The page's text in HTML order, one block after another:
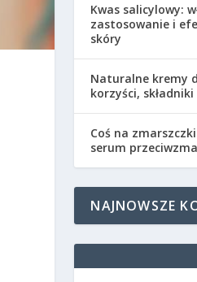
Kwas salicylowy:
zastosowanie i
skóry
Naturalne kremy
korzyści,
Coś na
serum
NAJNOWSZE